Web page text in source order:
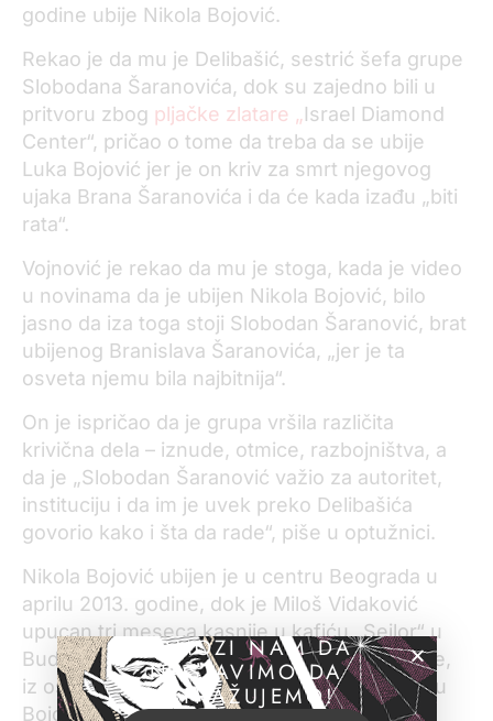
godine ubije Nikola Bojović.
Rekao je da mu je Delibašić, sestrić šefa grupe
Slobodana Šaranovića, dok su zajedno bili u
pritvoru zbog pljačke zlatare „Israel Diamond
Center“, pričao o tome da treba da se ubije
Luka Bojović jer je on kriv za smrt njegovog
ujaka Brana Šaranovića i da će kada izađu „biti
rata“.
Vojnović je rekao da mu je stoga, kada je video
u novinama da je ubijen Nikola Bojović, bilo
jasno da iza toga stoji Slobodan Šaranović, brat
ubijenog Branislava Šaranovića, „jer je ta
osveta njemu bila najbitnija“.
On je ispričao da je grupa vršila različita
krivična dela – iznude, otmice, razbojništva, a
da je „Slobodan Šaranović važio za autoritet,
instituciju i da im je uvek preko Delibašića
govorio kako i šta da rade“, piše u optužnici.
Nikola Bojović ubijen je u centru Beograda u
aprilu 2013. godine, dok je Miloš Vidaković
upucan tri meseca kasnije u kafiću „Sejlor“ u
Budvi. Ubijeni su, prema navodima optužnice,
iz osvete – Slobodan Šaranović krivio je Luku
Bojovića za smrt svog brata, poznatog
POMOZI NAM DA
NASTAVIMO DA
ISTRAŽUJEMO!